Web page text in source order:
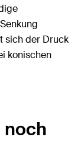
sich der Druck
konischen
noch